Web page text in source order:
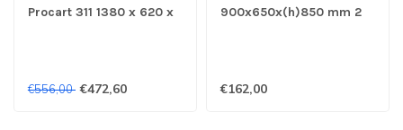
Procart 311 1380 x 620 x
€556,00 €472,60
900x650x(h)850 mm 2
€162,00